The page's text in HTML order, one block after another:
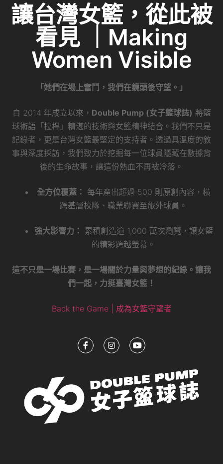
讓台灣女籃，從此被
看見 ｜Making
Women Visible
「她們在場上奮鬥，我們在鏡頭後守望。」
自 2014 年成立以來， Double Pump (女子籃球誌) 將籃
球術語「拉桿」精湛的技術與女籃精神結合。我們不只是
記錄者，更是台灣女籃最堅定的支持者。透過具溫度的敘
事與深度採訪，我們致力於挖掘每一位球員隱藏在數據背
後的生命故事，讓這份熱血不再被冷落。
全方位覆蓋： 每年產出超過 500 則原創內容，橫
跨基層校隊、職業聯賽至旅外球員。
強大影響力：
累積創造逾 1,000 萬次瀏覽，讓女籃
的精彩跨越螢幕。
這不只是一場比賽，是一場關於力量與夢想的紀錄。讓我
們一起，力挺臺灣女籃！
Back the Game | 成為女籃守望者